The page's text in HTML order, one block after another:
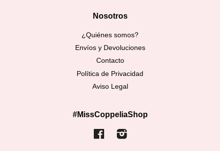
Nosotros
¿Quiénes somos?
Envíos y Devoluciones
Contacto
Política de Privacidad
Aviso Legal
#MissCoppeliaShop
FacebookInstagram